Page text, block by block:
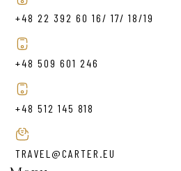
+48 22 392 60 16/ 17/ 18/19
+48 509 601 246
+48 512 145 818
TRAVEL@CARTER.EU